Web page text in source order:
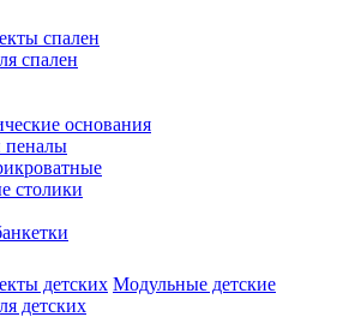
спален
спален
основания
столики
детских Модульные детские
детских